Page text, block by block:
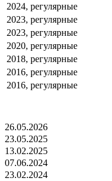
2024, регулярные
2023, регулярные
2023, регулярные
2020, регулярные
2018, регулярные
2016, регулярные
2016, регулярные
26.05.2026
23.05.2025
13.02.2025
07.06.2024
23.02.2024